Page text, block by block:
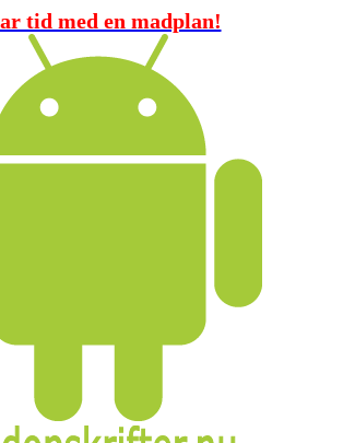
tid med en madplan!